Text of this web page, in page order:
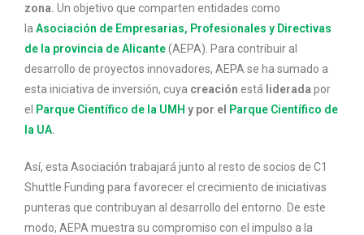
zona. Un objetivo que comparten entidades como
la Asociación de Empresarias, Profesionales y Directivas
de la provincia de Alicante(AEPA). Para contribuir al
desarrollo de proyectos innovadores, AEPA se ha sumado a
esta iniciativa de inversión, cuya creación está liderada por
el Parque Científico de la UMH y por el Parque Científico de
la UA.
Así, esta Asociación trabajará junto al resto de socios de C1
Shuttle Funding para favorecer el crecimiento de iniciativas
punteras que contribuyan al desarrollo del entorno. De este
modo, AEPA muestra su compromiso con el impulso a la